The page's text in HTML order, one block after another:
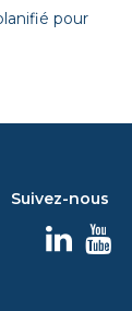
pour
Suivez-nous